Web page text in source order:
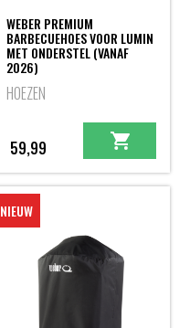
WEBER PREMIUM
BARBECUEHOES VOOR LUMIN
MET ONDERSTEL (VANAF
2026)
HOEZEN
59,99
NIEUW